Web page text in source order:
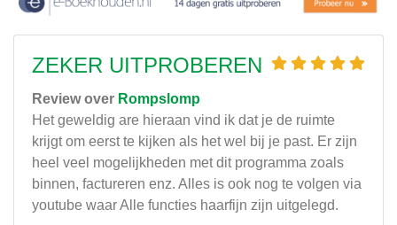
ZEKER UITPROBEREN
Review over Rompslomp
Het geweldig are hieraan vind ik dat je de ruimte
krijgt om eerst te kijken als het wel bij je past. Er zijn
heel veel mogelijkheden met dit programma zoals
binnen, factureren enz. Alles is ook nog te volgen via
youtube waar Alle functies haarfijn zijn uitgelegd.